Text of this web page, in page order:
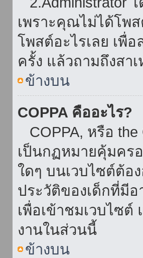
เพราะคุณไม่ได้โพ
โพสต์อะไรเลย เพื่
ครั้ง แล้วถามถึงสา
ข้างบน
COPPA คืออะไร?
COPPA, หรือ the
เป็นกฏหมายคุ้มคร
ใดๆ บนเวบไซต์ต้อ
ประวัติของเด็กที่มี
เพื่อเข้าชมเวบไซ
งานในส่วนนี้
ข้างบน